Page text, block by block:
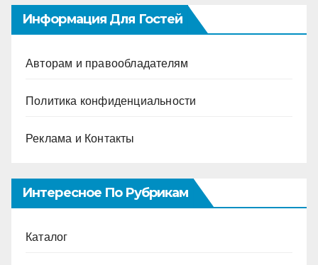
Информация Для Гостей
Авторам и правообладателям
Политика конфиденциальности
Реклама и Контакты
Интересное По Рубрикам
Каталог